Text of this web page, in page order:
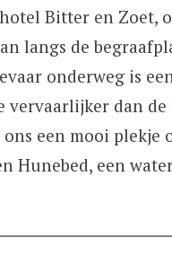
Bitter en Zoet,
langs de
onderweg is
vervaarlijker dan
ons een mooi
Hunebed, een